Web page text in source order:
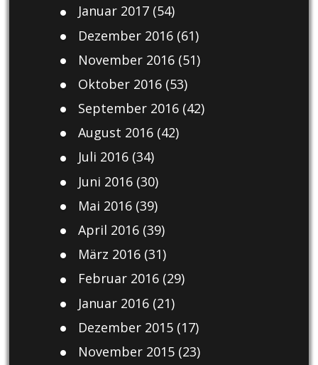
Januar 2017(54)
Dezember 2016(61)
November 2016(51)
Oktober 2016(53)
September 2016(42)
August 2016(42)
Juli 2016(34)
Juni 2016(30)
Mai 2016(39)
April 2016(39)
März 2016(31)
Februar 2016(29)
Januar 2016(21)
Dezember 2015(17)
November 2015(23)